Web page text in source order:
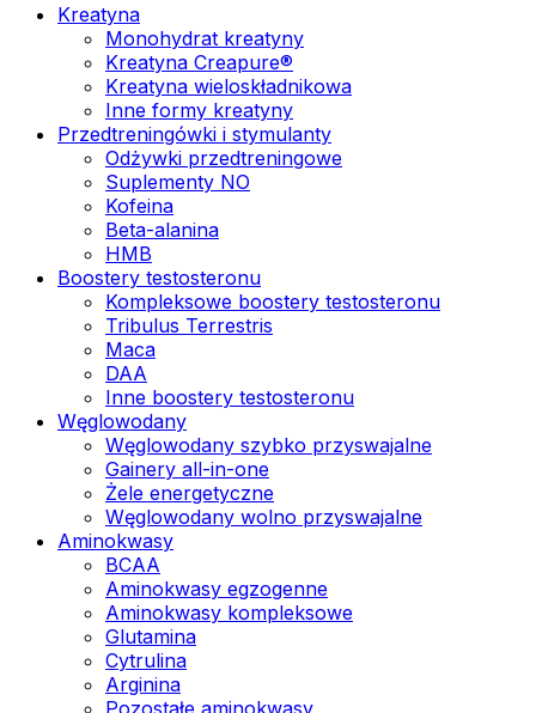
Kreatyna
Monohydrat kreatyny
Kreatyna Creapure®
Kreatyna wieloskładnikowa
Inne formy kreatyny
Przedtreningówki i stymulanty
Odżywki przedtreningowe
Suplementy NO
Kofeina
Beta-alanina
HMB
Boostery testosteronu
Kompleksowe boostery testosteronu
Tribulus Terrestris
Maca
DAA
Inne boostery testosteronu
Węglowodany
Węglowodany szybko przyswajalne
Gainery all-in-one
Żele energetyczne
Węglowodany wolno przyswajalne
Aminokwasy
BCAA
Aminokwasy egzogenne
Aminokwasy kompleksowe
Glutamina
Cytrulina
Arginina
Pozostałe aminokwasy